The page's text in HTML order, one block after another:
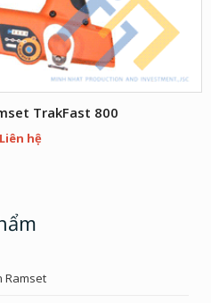
TrakFast 800
hệ
Ramset